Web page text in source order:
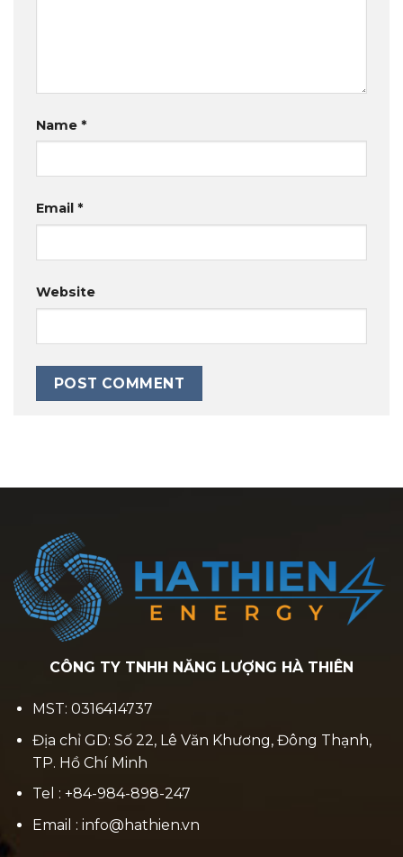
Name *
Email *
Website
CÔNG TY TNHH NĂNG LƯỢNG HÀ THIÊN
MST: 0316414737
Địa chỉ GD: Số 22, Lê Văn Khương, Đông Thạnh,
TP. Hồ Chí Minh
Tel : +84-984-898-247
Email : info@hathien.vn